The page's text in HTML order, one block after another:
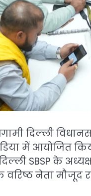
दिल्ली
में आयोजित
SBSP के
वरिष्ठ नेता मौजूद